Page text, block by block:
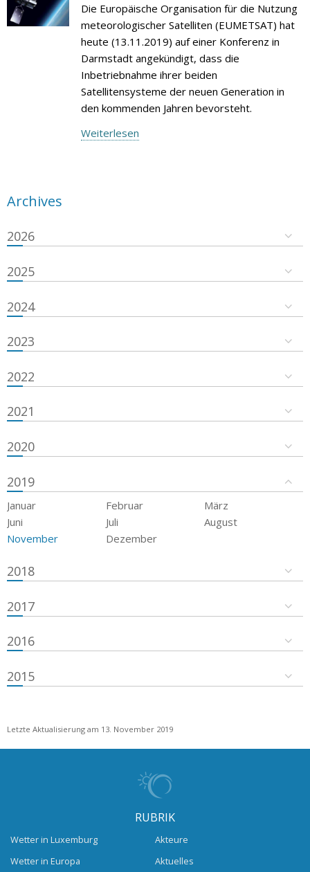
Die Europäische Organisation für die Nutzung
meteorologischer Satelliten (EUMETSAT) hat
heute (13.11.2019) auf einer Konferenz in
Darmstadt angekündigt, dass die
Inbetriebnahme ihrer beiden
Satellitensysteme der neuen Generation in
den kommenden Jahren bevorsteht.
Weiterlesen
Archives
2026
2025
2024
2023
2022
2021
2020
2019
Januar Februar
März
Juni
Juli
August
November
Dezember
2018
2017
2016
2015
Letzte Aktualisierung am 13. November 2019
RUBRIK
Wetter in Luxemburg
Wetter in Europa
Akteure
Aktuelles